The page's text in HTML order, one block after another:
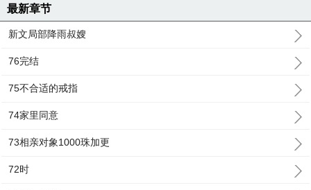
最新章节
新文局部降雨叔嫂
76完结
75不合适的戒指
74家里同意
73相亲对象1000珠加更
72时